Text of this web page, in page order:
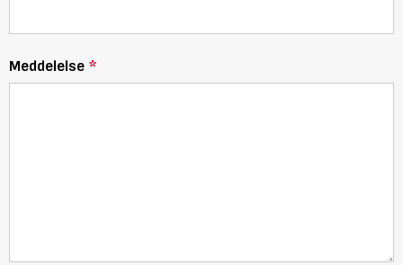
Meddelelse